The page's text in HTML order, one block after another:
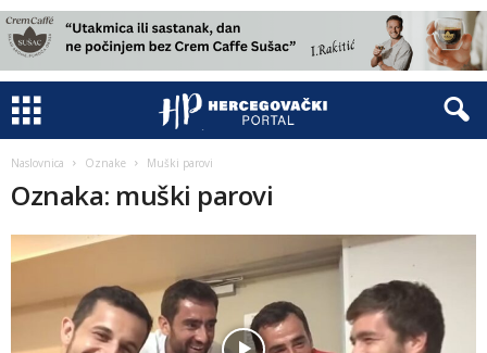
Naslovnica Oznake Muški parovi
Oznaka: muški parovi